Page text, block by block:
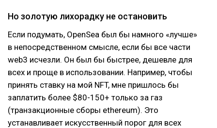
Но золотую лихорадку не остановить
Если подумать, OpenSea был бы намного «лучше»
в непосредственном смысле, если бы все части
web3 исчезли. Он был бы быстрее, дешевле для
всех и проще в использовании. Например, чтобы
принять ставку на мой NFT, мне пришлось бы
заплатить более $80-150+ только за газ
(транзакционные сборы ethereum). Это
устанавливает искусственный порог для всех